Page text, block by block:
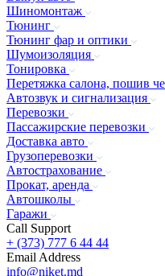
Шиномонтаж
Тюнинг
Тюнинг фар и оптики
Шумоизоляция
Тонировка
Перетяжка салона, пошив
Автозвук и сигнализация
Перевозки
Пассажирские перевозки
Доставка авто
Грузоперевозки
Автострахование
Прокат, аренда
Автошколы
Гаражи
Call Support
+ (373) 777 6 44 44
Email Address
info@niket.md